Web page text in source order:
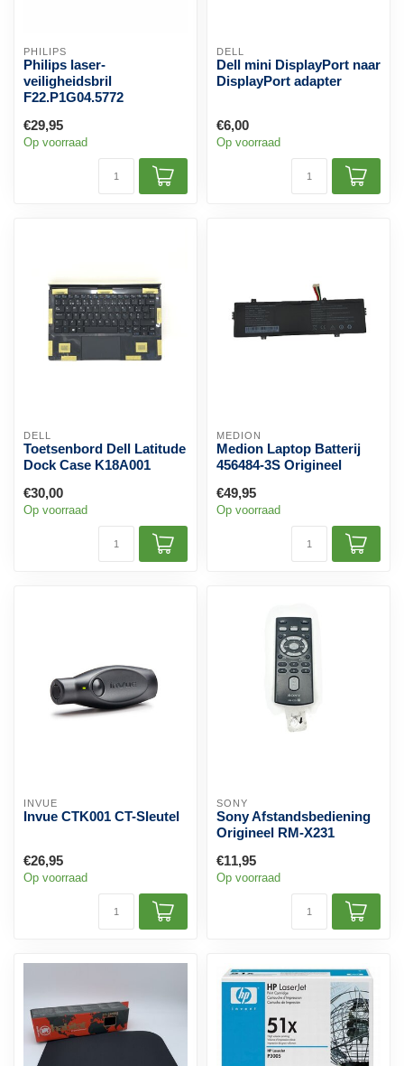
PHILIPS
Philips laser-
veiligheidsbril
F22.P1G04.5772
€29,95
Op voorraad
DELL
Dell mini DisplayPort naar
DisplayPort adapter
€6,00
Op voorraad
DELL
Toetsenbord Dell Latitude
Dock Case K18A001
€30,00
Op voorraad
MEDION
Medion Laptop Batterij
456484-3S Origineel
€49,95
Op voorraad
INVUE
Invue CTK001 CT-Sleutel
€26,95
Op voorraad
SONY
Sony Afstandsbediening
Origineel RM-X231
€11,95
Op voorraad